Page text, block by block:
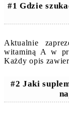
#1 Gdzie
Aktualnie
witaminą A w
Każdy opis
#2 Jaki